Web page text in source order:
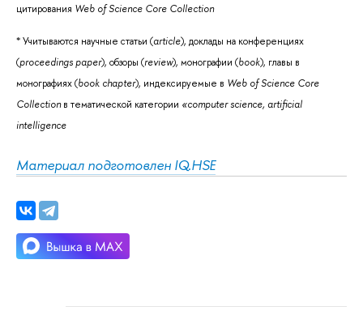
цитирования Web of Science Core Collection
* Учитываются научные статьи (article), доклады на конференциях
(proceedings paper), обзоры (review), монографии (book), главы в
монографиях (book chapter), индексируемые в Web of Science Core
Collectionв тематической категории «computer science, artificial
intelligence
Материал подготовлен IQ.HSE